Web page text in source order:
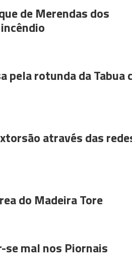
de Merendas dos
pela rotunda da Tabua
através das
do Madeira Tore
mal nos Piornais